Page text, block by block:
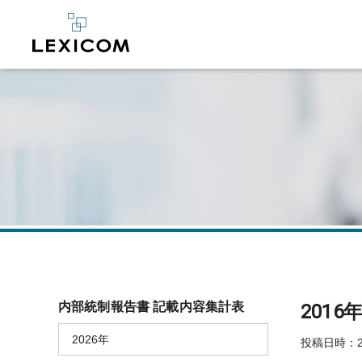
内部統制報告書 記載内容集計表
2026年
2016
投稿日時：